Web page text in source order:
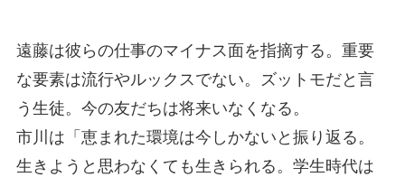
遠藤は彼らの仕事のマイナス面を指摘する。重要
な要素は流行やルックスでない。ズットモだと言
う生徒。今の友だちは将来いなくなる。
市川は「恵まれた環境は今しかないと振り返る。
生きようと思わなくても生きられる。学生時代は